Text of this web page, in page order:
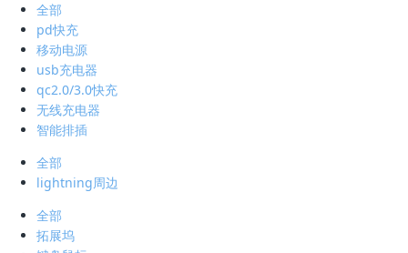
全部
pd快充
移动电源
usb充电器
qc2.0/3.0快充
无线充电器
智能排插
全部
lightning周边
全部
拓展坞